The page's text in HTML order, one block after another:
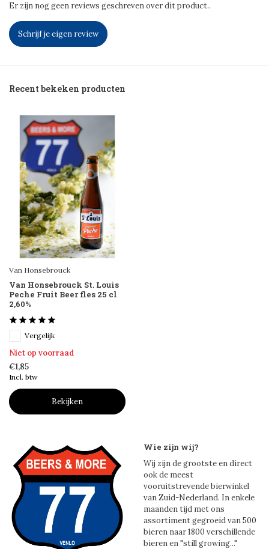
Er zijn nog geen reviews geschreven over dit product..
Schrijf je eigen review
Recent bekeken producten
Van Honsebrouck
Van Honsebrouck St. Louis
Peche Fruit Beer fles 25 cl
2,60%
Vergelijk
Niet op voorraad
€1,85
Incl. btw
Bekijken
Wie zijn wij?
Wij zijn de grootste en direct
ook de meest
vooruitstrevende bierwinkel
van Zuid-Nederland. In enkele
maanden tijd met ons
assortiment gegroeid van 500
bieren naar 1800 verschillende
bieren en "still growing..."